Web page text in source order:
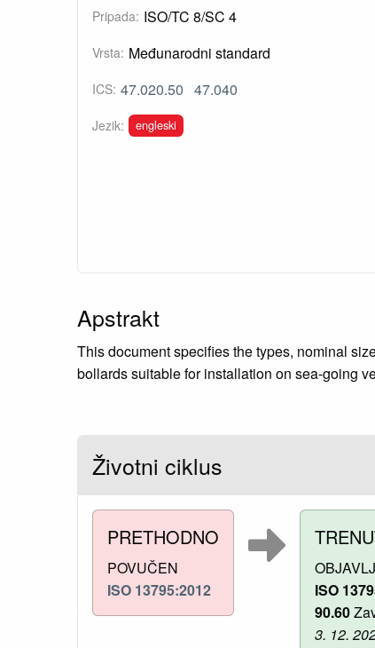
Pripada: ISO/TC 8/SC 4
Vrsta: Međunarodni standard
ICS: 47.020.50 47.040
Jezik: engleski
Apstrakt
This document specifies the types, nominal
bollards suitable for installation on sea-going
Životni ciklus
PRETHODNO
POVUČEN
ISO 13795:2012
ISO
90.60
3. 12.